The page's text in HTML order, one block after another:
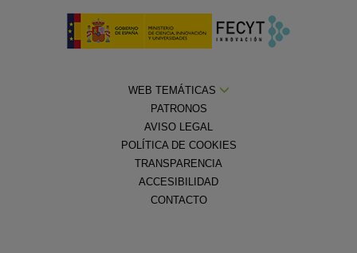
WEB TEMÁTICAS
PATRONOS
AVISO LEGAL
POLÍTICA DE COOKIES
TRANSPARENCIA
ACCESIBILIDAD
CONTACTO